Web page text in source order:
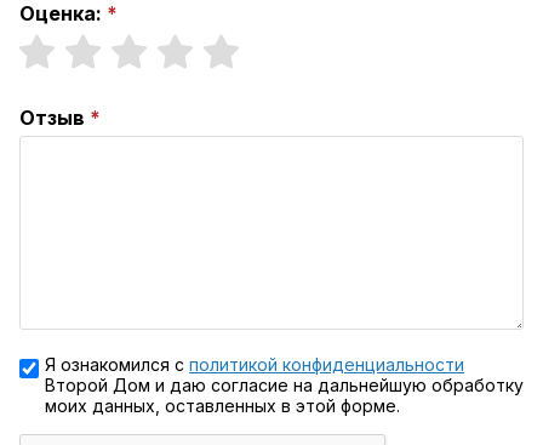
Оценка:
Отзыв
Я ознакомился с политикой конфиденциальности
Второй Дом и даю согласие на дальнейшую обработку
моих данных, оставленных в этой форме.